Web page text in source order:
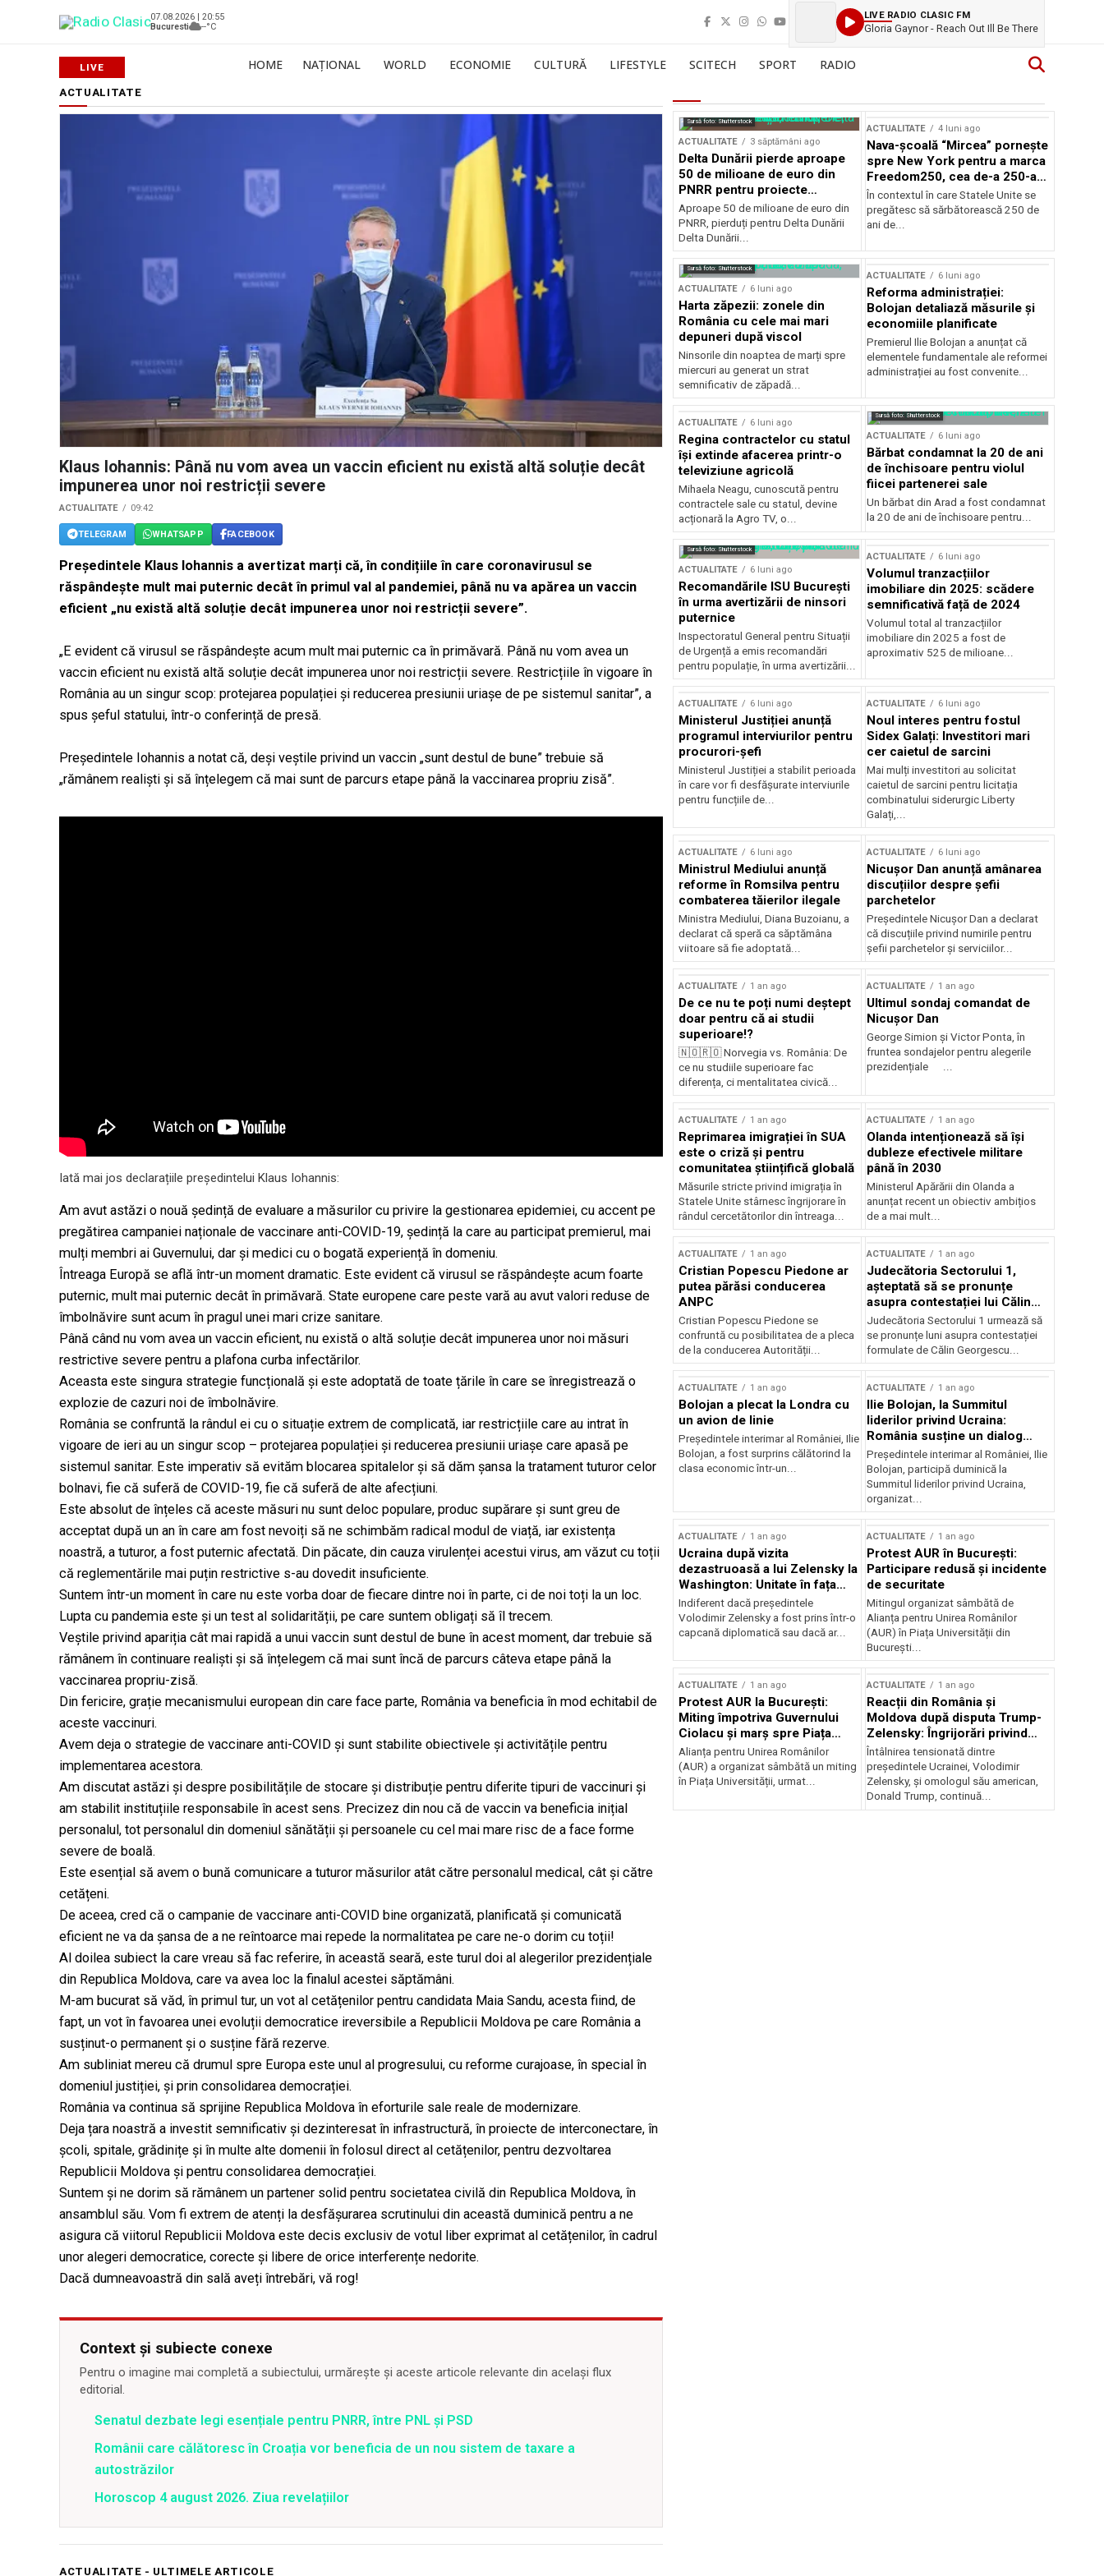
07.08.2026 | 20:55
Bucuresti
--°C
LIVE RADIO CLASIC FM
Gloria Gaynor - Reach Out Ill Be There
HOME NAȚIONAL WORLD ECONOMIE CULTURĂ LIFESTYLE SCITECH SPORT RADIO
ACTUALITATE
Klaus Iohannis: Până nu vom avea un vaccin eficient nu există altă soluție decât
impunerea unor noi restricții severe
ACTUALITATE 09:42
TELEGRAM WHATSAPP FACEBOOK
Președintele Klaus Iohannis a avertizat marți că, în condițiile în care coronavirusul se
răspândește mult mai puternic decât în primul val al pandemiei, până nu va apărea un vaccin
eficient „nu există altă soluție decât impunerea unor noi restricții severe”.
„E evident că virusul se răspândește acum mult mai puternic ca în primăvară. Până nu vom avea un
vaccin eficient nu există altă soluție decât impunerea unor noi restricții severe. Restricțiile în vigoare în
România au un singur scop: protejarea populației și reducerea presiunii uriașe de pe sistemul sanitar”, a
spus șeful statului, într-o conferință de presă.
Președintele Iohannis a notat că, deși veștile privind un vaccin „sunt destul de bune” trebuie să
„rămânem realiști și să înțelegem că mai sunt de parcurs etape până la vaccinarea propriu zisă”.
Iată mai jos declarațiile președintelui Klaus Iohannis:
Am avut astăzi o nouă ședință de evaluare a măsurilor cu privire la gestionarea epidemiei, cu accent pe
pregătirea campaniei naționale de vaccinare anti-COVID-19, ședință la care au participat premierul, mai
mulți membri ai Guvernului, dar și medici cu o bogată experiență în domeniu.
Întreaga Europă se află într-un moment dramatic. Este evident că virusul se răspândește acum foarte
puternic, mult mai puternic decât în primăvară. State europene care peste vară au avut valori reduse de
îmbolnăvire sunt acum în pragul unei mari crize sanitare.
Până când nu vom avea un vaccin eficient, nu există o altă soluție decât impunerea unor noi măsuri
restrictive severe pentru a plafona curba infectărilor.
Aceasta este singura strategie funcțională și este adoptată de toate țările în care se înregistrează o
explozie de cazuri noi de îmbolnăvire.
România se confruntă la rândul ei cu o situație extrem de complicată, iar restricțiile care au intrat în
vigoare de ieri au un singur scop – protejarea populației și reducerea presiunii uriașe care apasă pe
sistemul sanitar. Este imperativ să evităm blocarea spitalelor și să dăm șansa la tratament tuturor celor
bolnavi, fie că suferă de COVID-19, fie că suferă de alte afecțiuni.
Este absolut de înțeles că aceste măsuri nu sunt deloc populare, produc supărare și sunt greu de
acceptat după un an în care am fost nevoiți să ne schimbăm radical modul de viață, iar existența
noastră, a tuturor, a fost puternic afectată. Din păcate, din cauza virulenței acestui virus, am văzut cu toții
că reglementările mai puțin restrictive s-au dovedit insuficiente.
Suntem într-un moment în care nu este vorba doar de fiecare dintre noi în parte, ci de noi toți la un loc.
Lupta cu pandemia este și un test al solidarității, pe care suntem obligați să îl trecem.
Veștile privind apariția cât mai rapidă a unui vaccin sunt destul de bune în acest moment, dar trebuie să
rămânem în continuare realiști și să înțelegem că mai sunt încă de parcurs câteva etape până la
vaccinarea propriu-zisă.
Din fericire, grație mecanismului european din care face parte, România va beneficia în mod echitabil de
aceste vaccinuri.
Avem deja o strategie de vaccinare anti-COVID și sunt stabilite obiectivele și activitățile pentru
implementarea acestora.
Am discutat astăzi și despre posibilitățile de stocare și distribuție pentru diferite tipuri de vaccinuri și
am stabilit instituțiile responsabile în acest sens. Precizez din nou că de vaccin va beneficia inițial
personalul, tot personalul din domeniul sănătății și persoanele cu cel mai mare risc de a face forme
severe de boală.
Este esențial să avem o bună comunicare a tuturor măsurilor atât către personalul medical, cât și către
cetățeni.
De aceea, cred că o campanie de vaccinare anti-COVID bine organizată, planificată și comunicată
eficient ne va da șansa de a ne reîntoarce mai repede la normalitatea pe care ne-o dorim cu toții!
Al doilea subiect la care vreau să fac referire, în această seară, este turul doi al alegerilor prezidențiale
din Republica Moldova, care va avea loc la finalul acestei săptămâni.
M-am bucurat să văd, în primul tur, un vot al cetățenilor pentru candidata Maia Sandu, acesta fiind, de
fapt, un vot în favoarea unei evoluții democratice ireversibile a Republicii Moldova pe care România a
susținut-o permanent și o susține fără rezerve.
Am subliniat mereu că drumul spre Europa este unul al progresului, cu reforme curajoase, în special în
domeniul justiției, și prin consolidarea democrației.
România va continua să sprijine Republica Moldova în eforturile sale reale de modernizare.
Deja țara noastră a investit semnificativ și dezinteresat în infrastructură, în proiecte de interconectare, în
școli, spitale, grădinițe și în multe alte domenii în folosul direct al cetățenilor, pentru dezvoltarea
Republicii Moldova și pentru consolidarea democrației.
Suntem și ne dorim să rămânem un partener solid pentru societatea civilă din Republica Moldova, în
ansamblul său. Vom fi extrem de atenți la desfășurarea scrutinului din această duminică pentru a ne
asigura că viitorul Republicii Moldova este decis exclusiv de votul liber exprimat al cetățenilor, în cadrul
unor alegeri democratice, corecte și libere de orice interferențe nedorite.
Dacă dumneavoastră din sală aveți întrebări, vă rog!
Context și subiecte conexe
Pentru o imagine mai completă a subiectului, urmărește și aceste articole relevante din același flux
editorial.
Senatul dezbate legi esențiale pentru PNRR, între PNL și PSD
Românii care călătoresc în Croația vor beneficia de un nou sistem de taxare a
autostrăzilor
Horoscop 4 august 2026. Ziua revelațiilor
Sursă foto: Shutterstock
ACTUALITATE 3 săptămâni ago
Delta Dunării pierde aproape
50 de milioane de euro din
PNRR pentru proiecte
esențiale
Aproape 50 de milioane de euro din
PNRR, pierduți pentru Delta Dunării
Delta Dunării...
ACTUALITATE 4 luni ago
Nava-școală “Mircea” pornește
spre New York pentru a marca
Freedom250, cea de-a 250-a
aniversare a Statelor Unite
În contextul în care Statele Unite se
pregătesc să sărbătorească 250 de
ani de...
Sursă foto: Shutterstock
ACTUALITATE 6 luni ago
Harta zăpezii: zonele din
România cu cele mai mari
depuneri după viscol
Ninsorile din noaptea de marți spre
miercuri au generat un strat
semnificativ de zăpadă...
ACTUALITATE 6 luni ago
Reforma administrației:
Bolojan detaliază măsurile și
economiile planificate
Premierul Ilie Bolojan a anunțat că
elementele fundamentale ale reformei
administrației au fost convenite...
ACTUALITATE 6 luni ago
Regina contractelor cu statul
își extinde afacerea printr-o
televiziune agricolă
Mihaela Neagu, cunoscută pentru
contractele sale cu statul, devine
acționară la Agro TV, o...
Sursă foto: Shutterstock
ACTUALITATE 6 luni ago
Bărbat condamnat la 20 de ani
de închisoare pentru violul
fiicei partenerei sale
Un bărbat din Arad a fost condamnat
la 20 de ani de închisoare pentru...
Sursă foto: Shutterstock
ACTUALITATE 6 luni ago
Recomandările ISU București
în urma avertizării de ninsori
puternice
Inspectoratul General pentru Situații
de Urgență a emis recomandări
pentru populație, în urma avertizării...
ACTUALITATE 6 luni ago
Volumul tranzacțiilor
imobiliare din 2025: scădere
semnificativă față de 2024
Volumul total al tranzacțiilor
imobiliare din 2025 a fost de
aproximativ 525 de milioane...
ACTUALITATE 6 luni ago
Ministerul Justiției anunță
programul interviurilor pentru
procurori-șefi
Ministerul Justiției a stabilit perioada
în care vor fi desfășurate interviurile
pentru funcțiile de...
ACTUALITATE 6 luni ago
Noul interes pentru fostul
Sidex Galați: Investitori mari
cer caietul de sarcini
Mai mulți investitori au solicitat
caietul de sarcini pentru licitația
combinatului siderurgic Liberty
Galați,...
ACTUALITATE 6 luni ago
Ministrul Mediului anunță
reforme în Romsilva pentru
combaterea tăierilor ilegale
Ministra Mediului, Diana Buzoianu, a
declarat că speră ca săptămâna
viitoare să fie adoptată...
ACTUALITATE 6 luni ago
Nicușor Dan anunță amânarea
discuțiilor despre șefii
parchetelor
Președintele Nicușor Dan a declarat
că discuțiile privind numirile pentru
șefii parchetelor și serviciilor...
ACTUALITATE 1 an ago
De ce nu te poți numi deștept
doar pentru că ai studii
superioare!?
🇳🇴🇷🇴 Norvegia vs. România: De
ce nu studiile superioare fac
diferența, ci mentalitatea civică...
ACTUALITATE 1 an ago
Ultimul sondaj comandat de
Nicușor Dan
George Simion și Victor Ponta, în
fruntea sondajelor pentru alegerile
prezidențiale ...
ACTUALITATE 1 an ago
Reprimarea imigrației în SUA
este o criză și pentru
comunitatea științifică globală
Măsurile stricte privind imigrația în
Statele Unite stârnesc îngrijorare în
rândul cercetătorilor din întreaga...
ACTUALITATE 1 an ago
Olanda intenționează să își
dubleze efectivele militare
până în 2030
Ministerul Apărării din Olanda a
anunțat recent un obiectiv ambițios
de a mai mult...
ACTUALITATE 1 an ago
Cristian Popescu Piedone ar
putea părăsi conducerea
ANPC
Cristian Popescu Piedone se
confruntă cu posibilitatea de a pleca
de la conducerea Autorității...
ACTUALITATE 1 an ago
Judecătoria Sectorului 1,
așteptată să se pronunțe
asupra contestației lui Călin
Georgescu privind controlul
judiciar
Judecătoria Sectorului 1 urmează să
se pronunțe luni asupra contestației
formulate de Călin Georgescu...
ACTUALITATE 1 an ago
Bolojan a plecat la Londra cu
un avion de linie
Președintele interimar al României, Ilie
Bolojan, a fost surprins călătorind la
clasa economic într-un...
ACTUALITATE 1 an ago
Ilie Bolojan, la Summitul
liderilor privind Ucraina:
România susține un dialog
transatlantic pentru securitate
și stabilitate
Președintele interimar al României, Ilie
Bolojan, participă duminică la
Summitul liderilor privind Ucraina,
organizat...
ACTUALITATE 1 an ago
Ucraina după vizita
dezastruoasă a lui Zelensky la
Washington: Unitate în fața
incertitudinii
Indiferent dacă președintele
Volodimir Zelensky a fost prins într-o
capcană diplomatică sau dacă ar...
ACTUALITATE 1 an ago
Protest AUR în București:
Participare redusă și incidente
de securitate
Mitingul organizat sâmbătă de
Alianța pentru Unirea Românilor
(AUR) în Piața Universității din
București...
ACTUALITATE 1 an ago
Protest AUR la București:
Miting împotriva Guvernului
Ciolacu și marș spre Piața
Victoriei
Alianța pentru Unirea Românilor
(AUR) a organizat sâmbătă un miting
în Piața Universității, urmat...
ACTUALITATE 1 an ago
Reacții din România și
Moldova după disputa Trump-
Zelensky: Îngrijorări privind
securitatea regională
Întâlnirea tensionată dintre
președintele Ucrainei, Volodimir
Zelensky, și omologul său american,
Donald Trump, continuă...
ACTUALITATE - ULTIMELE ARTICOLE